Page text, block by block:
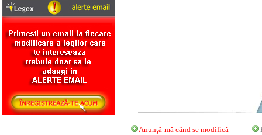
Anunţă-mă când se modifică